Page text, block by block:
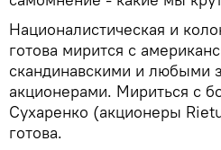
Националистическая и
готова мирится с
скандинавскими и любыми
акционерами. Мириться с
Сухаренко (акционеры
готова.